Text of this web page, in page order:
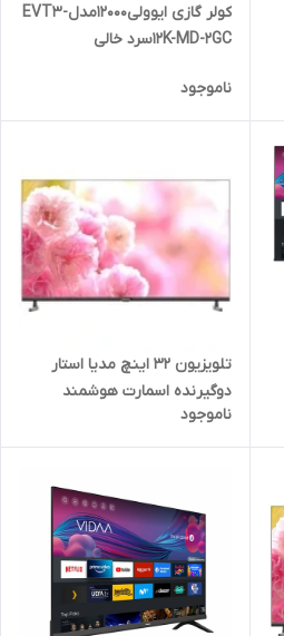
کولر گازی ایوولی12000مدلEVT3-
12K-MD-2GCسرد خالی
ناموجود
تلویزیون ٣٢ اینچ مدیا استار
دوگیرنده اسمارت هوشمند
مدلMS-32ST2S2/F
ناموجود